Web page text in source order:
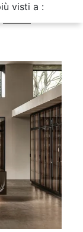
visti a :